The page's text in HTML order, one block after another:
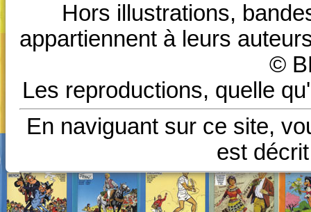
Hors illustrations,
appartiennent à leurs
©
Les reproductions, quelle
En naviguant sur ce site,
est